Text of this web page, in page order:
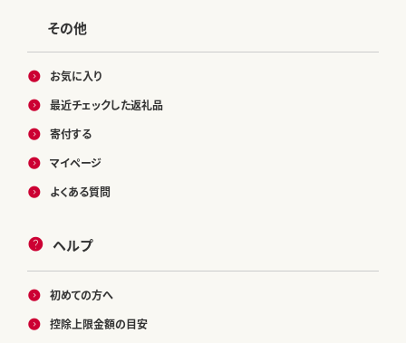
その他
お気に入り
最近チェックした返礼品
寄付する
マイページ
よくある質問
ヘルプ
初めての方へ
控除上限金額の目安